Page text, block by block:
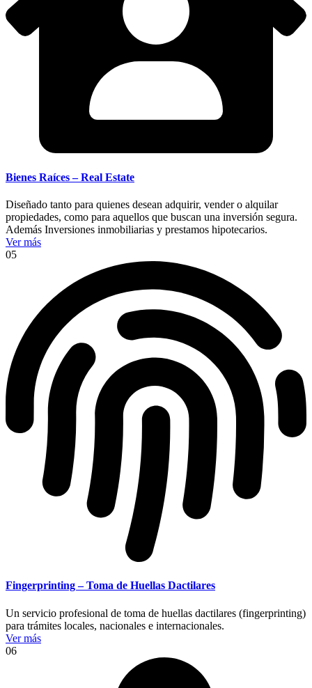
Bienes Raíces – Real Estate
Diseñado tanto para quienes desean adquirir, vender o alquilar
propiedades, como para aquellos que buscan una inversión segura.
Además Inversiones inmobiliarias y prestamos hipotecarios.
Ver más
05
Fingerprinting – Toma de Huellas Dactilares
Un servicio profesional de toma de huellas dactilares (fingerprinting)
para trámites locales, nacionales e internacionales.
Ver más
06